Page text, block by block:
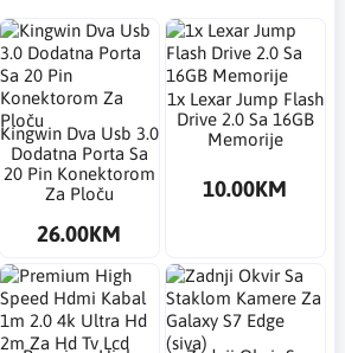
Kingwin Dva Usb 3.0
Dodatna Porta Sa
20 Pin Konektorom
Za Ploču
26.00KM
1x Lexar Jump Flash
Drive 2.0 Sa 16GB
Memorije
10.00KM